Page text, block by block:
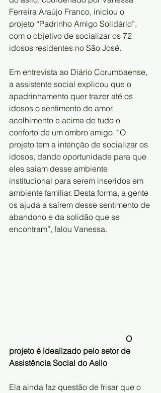
Ferreira Araújo Franco, iniciou o
projeto “Padrinho Amigo Solidário”,
com o objetivo de socializar os 72
idosos residentes no São José.
Em entrevista ao Diário Corumbaense,
a assistente social explicou que o
apadrinhamento quer trazer até os
idosos o sentimento de amor,
acolhimento e acima de tudo o
conforto de um ombro amigo. “O
projeto tem a intenção de socializar os
idosos, dando oportunidade para que
eles saiam desse ambiente
institucional para serem inseridos em
ambiente familiar. Desta forma, a gente
os ajuda a saírem desse sentimento de
abandono e da solidão que se
encontram”, falou Vanessa.
                                                         O
projeto é idealizado pelo setor de
Assistência Social do Asilo
Ela ainda faz questão de frisar que o